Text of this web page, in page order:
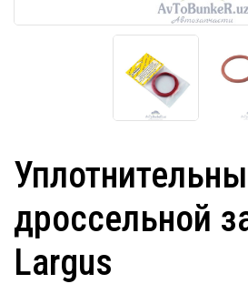
дроссельной
Largus